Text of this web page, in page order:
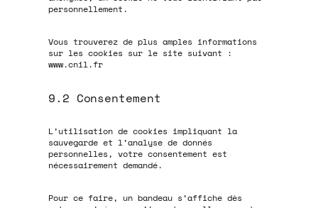
personnellement.
Vous trouverez de plus amples informations
sur les cookies sur le site suivant :
www.cnil.fr
9.2 Consentement
L’utilisation de cookies impliquant la
sauvegarde et l’analyse de donnés
personnelles, votre consentement est
nécessairement demandé.
Pour ce faire, un bandeau s’affiche dès